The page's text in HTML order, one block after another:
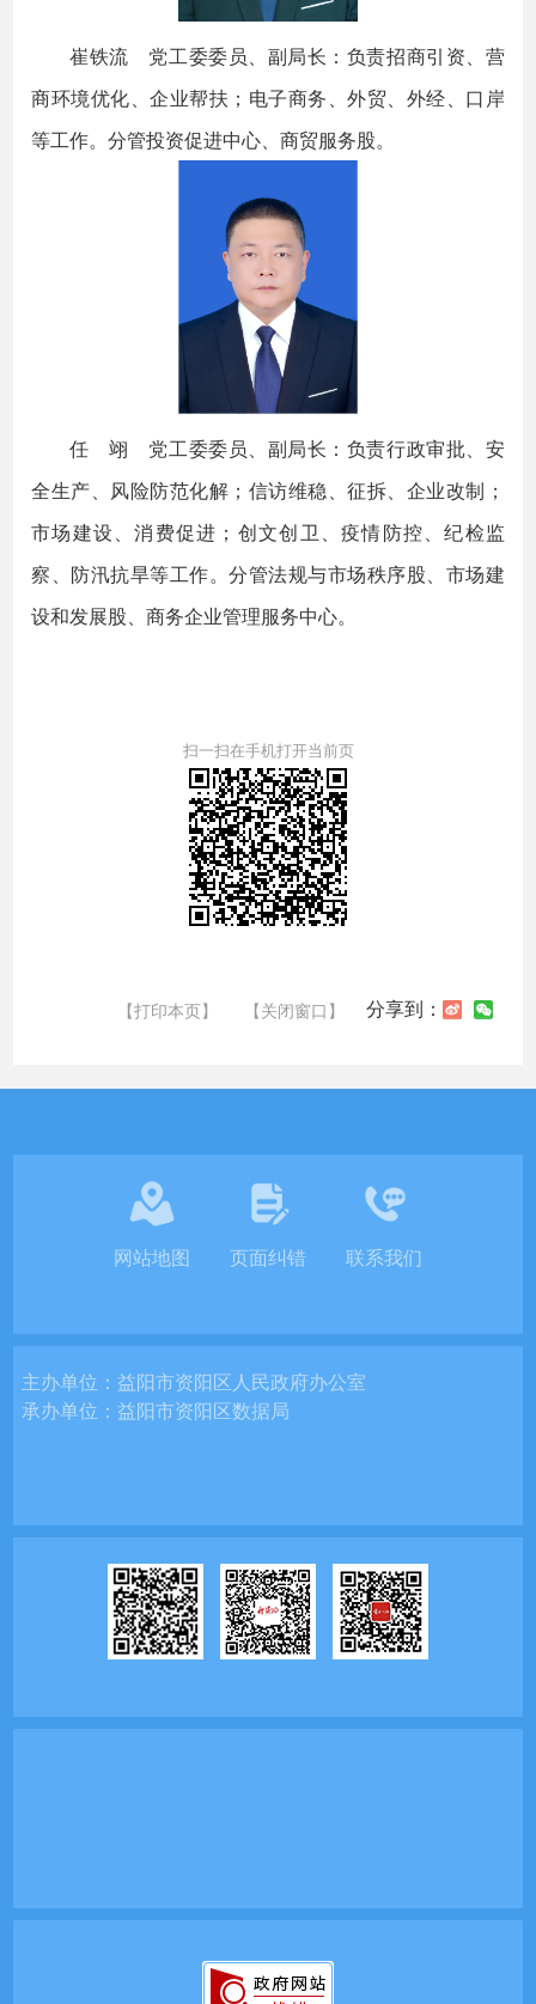
崔铁流 党工委委员、副局长：负责招商引资、营
商环境优化、企业帮扶；电子商务、外贸、外经、口岸
等工作。分管投资促进中心、商贸服务股。
任 翊 党工委委员、副局长：负责行政审批、安
全生产、风险防范化解；信访维稳、征拆、企业改制；
市场建设、消费促进；创文创卫、疫情防控、纪检监
察、防汛抗旱等工作。分管法规与市场秩序股、市场建
设和发展股、商务企业管理服务中心。
扫一扫在手机打开当前页
【打印本页】 【关闭窗口】 分享到：
网站地图 页面纠错 联系我们
主办单位：益阳市资阳区人民政府办公室
承办单位：益阳市资阳区数据局